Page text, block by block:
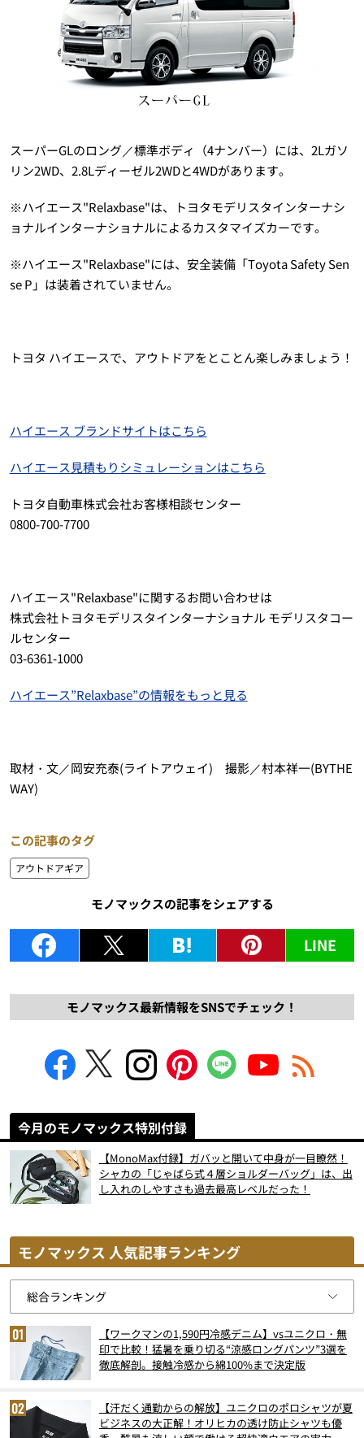
スーパーGLのロング／標準ボディ（4ナンバー）には、2Lガソ
リン2WD、2.8Lディーゼル2WDと4WDがあります。
※ハイエース"Relaxbase"は、トヨタモデリスタインターナシ
ョナルインターナショナルによるカスタマイズカーです。
※ハイエース"Relaxbase"には、安全装備「Toyota Safety Sen
se P」は装着されていません。
トヨタ ハイエースで、アウトドアをとことん楽しみましょう！
ハイエース ブランドサイトはこちら
ハイエース見積もりシミュレーションはこちら
トヨタ自動車株式会社お客様相談センター
0800-700-7700
ハイエース"Relaxbase"に関するお問い合わせは
株式会社トヨタモデリスタインターナショナル モデリスタコー
ルセンター
03-6361-1000
ハイエース”Relaxbase”の情報をもっと見る
取材・文／岡安充泰(ライトアウェイ) 撮影／村本祥一(BYTHE
WAY)
この記事のタグ
アウトドアギア
モノマックスの記事をシェアする
LINE
モノマックス最新情報をSNSでチェック！
今月のモノマックス特別付録
【MonoMax付録】ガバッと開いて中身が一目瞭然！
シャカの「じゃばら式４層ショルダーバッグ」は、出
し入れのしやすさも過去最高レベルだった！
モノマックス 人気記事ランキング
【ワークマンの1,590円冷感デニム】vsユニクロ・無
印で比較！猛暑を乗り切る“涼感ロングパンツ”3選を
徹底解剖。接触冷感から綿100%まで決定版
【汗だく通勤からの解放】ユニクロのポロシャツが夏
ビジネスの大正解！オリヒカの透け防止シャツも優